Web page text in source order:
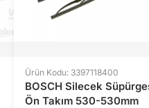
Ürün Kodu: 3397118400
BOSCH Silecek
Ön Takım 530-530mm